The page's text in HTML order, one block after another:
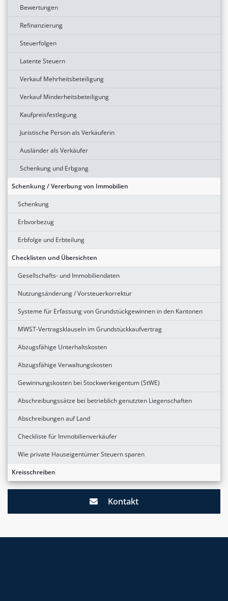
Bewertungen
Refinanzierung
Steuerfolgen
Latente Steuern
Verkauf Mehrheitsbeteiligung
Verkauf Minderheitsbeteiligung
Kaufpreisfestlegung
Juristische Person als Verkäuferin
Ausländer als Verkäufer
Schenkung und Erbgang
Schenkung / Vererbung von Immobilien
Schenkung
Erbvorbezug
Erbfolge und Erbteilung
Checklisten und Übersichten
Gesellschafts- und Immobiliendaten
Nutzungsänderung / Vorsteuerkorrektur
Systeme für Erfassung von Grundstückgewinnen in den Kantonen
MWST-Vertragsklauseln im Grundstückkaufvertrag
Abzugsfähige Unterhaltskosten
Abzugsfähige Verwaltungskosten
Gewinnungskosten bei Stockwerkeigentum (StWE)
Abschreibungssätze bei betrieblich genutzten Liegenschaften
Abschreibungen auf Land
Checkliste für Immobilienverkäufer
Wie private Hauseigentümer Steuern sparen
Kreisschreiben
Kontakt